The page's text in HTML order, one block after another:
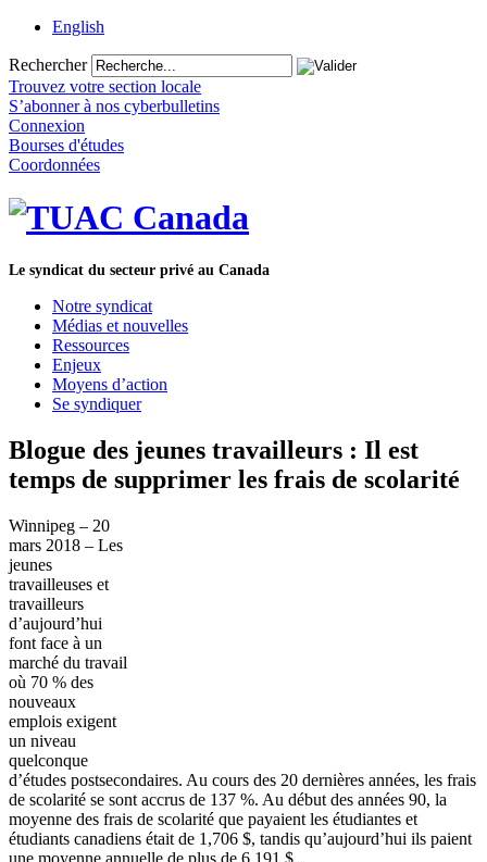
English
Rechercher
Trouvez votre section locale
S’abonner à nos cyberbulletins
Connexion
Bourses d'études
Coordonnées
Le syndicat du secteur privé au Canada
Notre syndicat
Médias et nouvelles
Ressources
Enjeux
Moyens d’action
Se syndiquer
Blogue des jeunes travailleurs : Il est
temps de supprimer les frais de scolarité
Winnipeg – 20
mars 2018 – Les
jeunes
travailleuses et
travailleurs
d’aujourd’hui
font face à un
marché du travail
où 70 % des
nouveaux
emplois exigent
un niveau
quelconque
d’études postsecondaires. Au cours des 20 dernières années, les frais
de scolarité se sont accrus de 137 %. Au début des années 90, la
moyenne des frais de scolarité que payaient les étudiantes et
étudiants canadiens était de 1,706 $, tandis qu’aujourd’hui ils paient
une moyenne annuelle de plus de 6 191 $.